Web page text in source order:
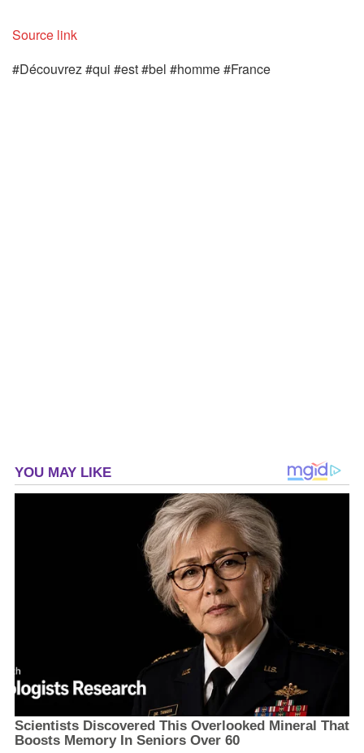
Source link
#Découvrez #qui #est #bel #homme #France